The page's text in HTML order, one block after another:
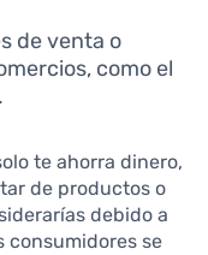
de venta o
como el
te ahorra dinero,
de productos o
debido a
consumidores se